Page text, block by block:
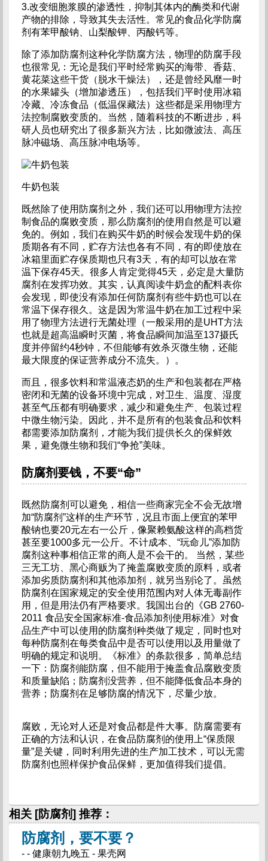
3.改变细胞浆膜的渗透性，抑制其体内的酶类和代谢
产物的排除，导致其失去活性。常见的食品化学防腐
剂有苯甲酸钠、山梨酸钾、丙酸钙等。
除了添加防腐剂这种化学防腐方法，物理的防腐手段
也很常见：无论是我们平时经常购买的海带、香菇、
黄花菜这些干货（脱水干燥法），还是曾经风靡一时
的水果罐头（增加渗透压），包括我们平时使用冰箱
冷藏、冷冻食品（低温保藏法）这些都是采用物理方
法控制腐败变质的。当然，随着科技的不断进步，科
研人员也研究出了很多新兴方法，比如微波法、高压
脉冲磁场、高压脉冲电场等。
牛奶包装
既然除了使用防腐剂之外，我们还可以用物理方法控
制食品的腐败变质，那么防腐剂的使用自然是可以避
免的。例如，我们在购买牛奶的时候会发现牛奶的保
质期各有不同，贮存方法也各有不同，有的即使放在
冰箱里面贮存保质期也只有3天，有的却可以放在常
温下保存45天。很多人肯定觉得45天，必定是大量防
腐剂在发挥功效。其实，认真阅读牛奶盒的配料表你
会发现，即使没有添加任何防腐剂有些牛奶也可以在
常温下保存很久。这是因为常温牛奶在加工过程中采
用了物理方法进行无菌处理（一般采用的是UHT方法
也就是超高温瞬时灭菌，将食品瞬间加温至137摄氏
度并停留约4秒钟，不但能够有效杀灭微生物，还能
最大限度的保证营养成分不流失。）。
而且，很多饮料和常温液态奶的生产和包装都在严格
密闭和无菌的设备环境中完成，对卫生、温度、湿度
甚至气压都有明确要求，减少和避免生产、包装过程
中微生物污染。因此，并不是所有的包装食品和饮料
都需要添加防腐剂，才能为我们提供长久的保鲜效
果，避免微生物和我们“争抢”美味。
防腐剂要钱，不要“命”
既然防腐剂可以避免，相信一些商家完全不会无故增
加“防腐剂”这样的生产环节，况且市面上便宜的苯甲
酸钠也要20元左右一公斤，像聚赖氨酸这样的高档货
甚至要1000多元一公斤。不计成本、“玩命儿”添加防
腐剂这种事相信正常的商人是不会干的。 当然，某些
三无工坊、黑心商贩为了掩盖腐败变质的原料，或者
添加劣质防腐剂和其他添加剂，就另当别论了。虽然
防腐剂在国家规定的安全使用范围内对人体无毒副作
用，但是用法仍有严格要求。我国出台的《GB 2760-
2011 食品安全国家标准-食品添加剂使用标准》对食
品生产中可以使用的防腐剂种类做了规定，同时也对
每种防腐剂在每类食品中是否可以使用以及用量做了
明确的规定和说明。《标准》的条款很多，简单总结
一下：防腐剂能防腐，但不能用于掩盖食品腐败变质
和质量缺陷；防腐剂没营养，但不能降低食品本身的
营养；防腐剂在足够防腐的情况下，尽量少放。
腐败，无论对人还是对食品都是件大事。防腐需要有
正确的方法和认识，在食品防腐剂的使用上“保质限
量”是关键，同时利用先进的生产加工技术，可以无需
防腐剂也照样保护食品保鲜，更加值得我们提倡。
相关 [防腐剂] 推荐：
防腐剂，要不要？
- - 健康朝九晚五 - 果壳网